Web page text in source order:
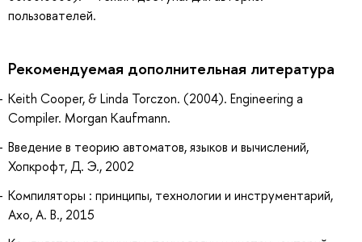
пользователей.
Рекомендуемая дополнительная литература
Keith Cooper, & Linda Torczon. (2004). Engineering a
Compiler. Morgan Kaufmann.
Введение в теорию автоматов, языков и вычислений,
Хопкрофт, Д. Э., 2002
Компиляторы : принципы, технологии и инструментарий,
Ахо, А. В., 2015